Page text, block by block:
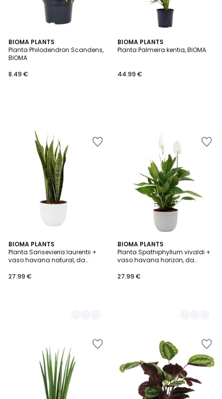
BIOMA PLANTS
Planta Philodendron Scandens,
BIOMA
8.49 €
BIOMA PLANTS
Planta Palmeira kentia, BIOMA
44.99 €
BIOMA PLANTS
Planta Sansevieria laurentii +
vaso havana natural, da
27.99 €
2
Cores
BIOMA PLANTS
Planta Spathiphyllum vivaldi +
vaso havana horizon, da
27.99 €
2
Cores